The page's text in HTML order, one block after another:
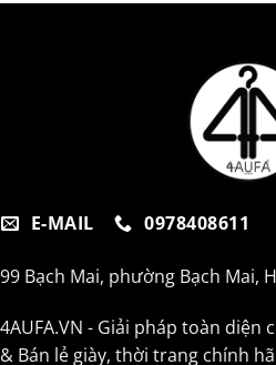
E-MAIL 0978408611
99 Bạch Mai, phường Bạch Mai,
4AUFA.VN - Giải pháp toàn diện
& Bán lẻ giày, thời trang chính